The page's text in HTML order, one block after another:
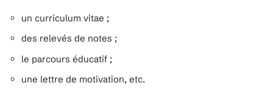
un curriculum vitae ;
des relevés de notes ;
le parcours éducatif ;
une lettre de motivation, etc.